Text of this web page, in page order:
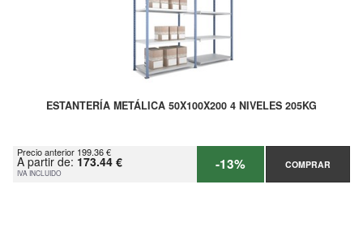
ESTANTERÍA METÁLICA 50X100X200 4 NIVELES 205KG
Precio anterior 199.36 €
A partir de: 173.44 €
IVA INCLUIDO -13% COMPRAR